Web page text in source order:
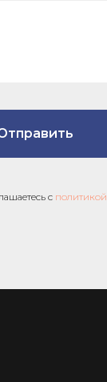
с политикой